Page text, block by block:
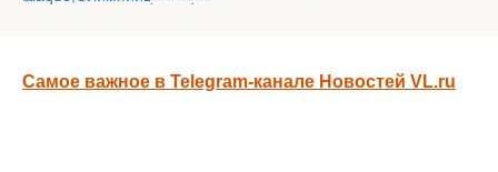
Самое важное в Telegram-канале Новостей VL.ru